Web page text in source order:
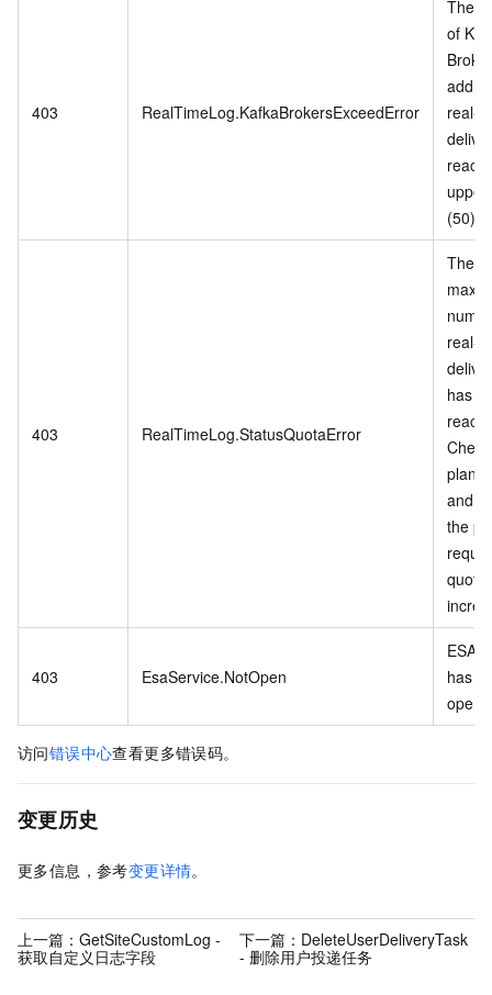
403 RealTimeLog.KafkaBrokersExceedError
The
of
Broker
real-
upper
(50).
403 RealTimeLog.StatusQuotaError
The
real-
has
plan
and
the
quota
403 EsaService.NotOpen
ESA
has
访问错误中心查看更多错误码。
变更历史
更多信息，参考变更详情。
上一篇： GetSiteCustomLog -
获取自定义日志字段
下一篇： DeleteUserDeliveryTask
- 删除用户投递任务